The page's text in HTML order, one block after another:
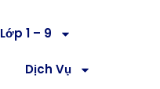
Lớp 1 – 9
Dịch Vụ